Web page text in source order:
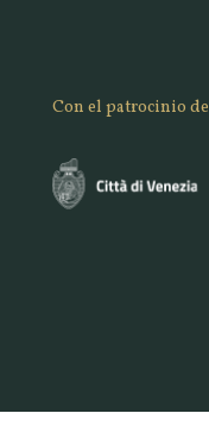
Con el patrocinio de